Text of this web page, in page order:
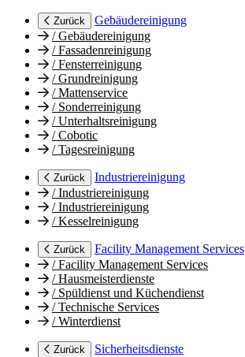
Zurück
Gebäudereinigung
/Gebäudereinigung
/Fassadenreinigung
/Fensterreinigung
/Grundreinigung
/Mattenservice
/Sonderreinigung
/Unterhaltsreinigung
/Cobotic
/Tagesreinigung
Zurück
Industriereinigung
/Industriereinigung
/Industriereinigung
/Kesselreinigung
Zurück
Facility Management Services
/Facility Management Services
/Hausmeisterdienste
/Spüldienst und Küchendienst
/Technische Services
/Winterdienst
Zurück
Sicherheitsdienste